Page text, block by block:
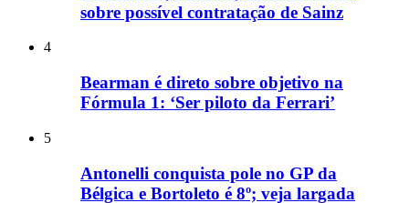
sobre possível contratação de Sainz
4
Bearman é direto sobre objetivo na
Fórmula 1: ‘Ser piloto da Ferrari’
5
Antonelli conquista pole no GP da
Bélgica e Bortoleto é 8º; veja largada